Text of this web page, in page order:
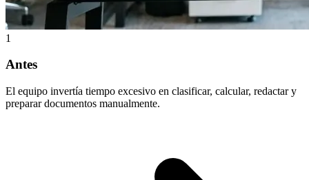
1
Antes
El equipo invertía tiempo excesivo en clasificar, calcular, redactar y
preparar documentos manualmente.